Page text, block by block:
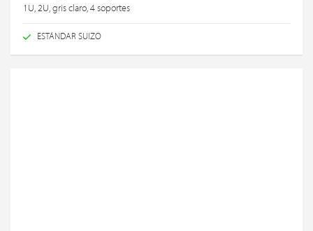
1U, 2U, gris claro, 4 soportes
ESTÁNDAR SUIZO